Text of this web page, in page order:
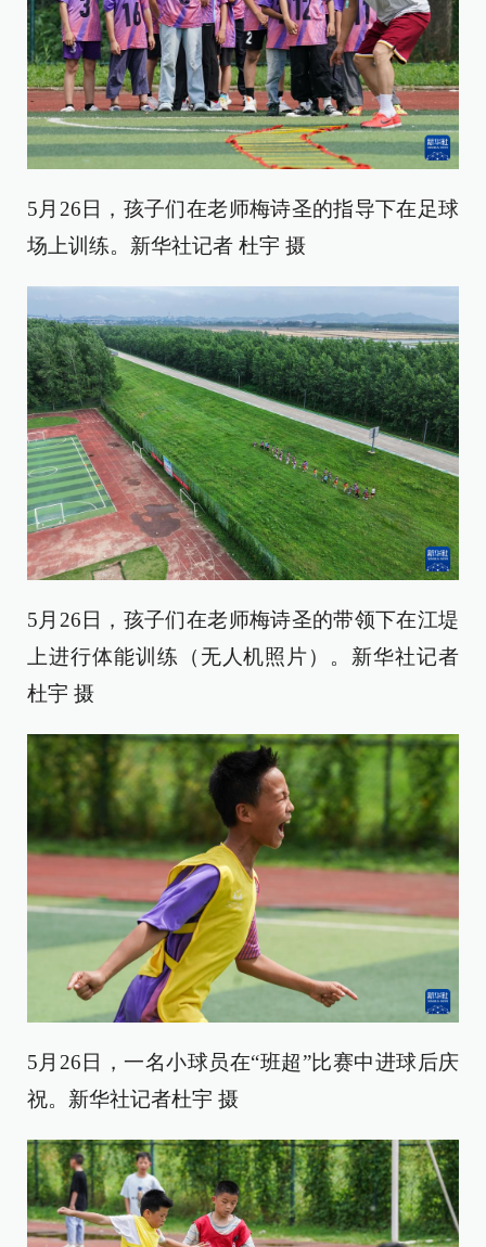
5月26日，孩子们在老师梅诗圣的指导下在足球
场上训练。新华社记者 杜宇 摄
5月26日，孩子们在老师梅诗圣的带领下在江堤
上进行体能训练（无人机照片）。新华社记者
杜宇 摄
5月26日，一名小球员在“班超”比赛中进球后庆
祝。新华社记者杜宇 摄